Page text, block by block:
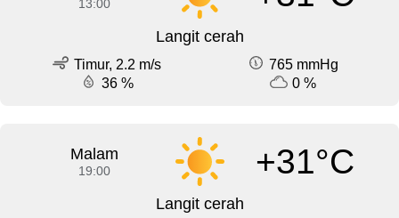
13:00
Langit cerah
Timur, 2.2 m/s
765 mmHg
36 %
0 %
Malam
19:00 +31°C
Langit cerah